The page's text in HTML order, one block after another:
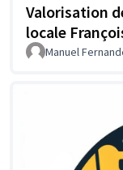
Valorisation
locale
Manuel